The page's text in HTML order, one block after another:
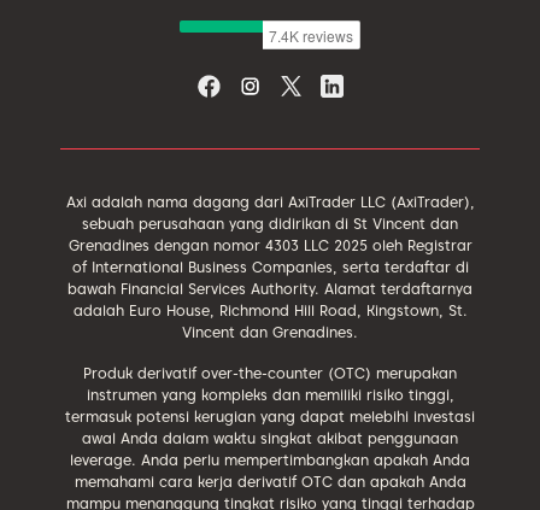
Axi adalah nama dagang dari AxiTrader LLC (AxiTrader),
sebuah perusahaan yang didirikan di St Vincent dan
Grenadines dengan nomor 4303 LLC 2025 oleh Registrar
of International Business Companies, serta terdaftar di
bawah Financial Services Authority. Alamat terdaftarnya
adalah Euro House, Richmond Hill Road, Kingstown, St.
Vincent dan Grenadines.
Produk derivatif over-the-counter (OTC) merupakan
instrumen yang kompleks dan memiliki risiko tinggi,
termasuk potensi kerugian yang dapat melebihi investasi
awal Anda dalam waktu singkat akibat penggunaan
leverage. Anda perlu mempertimbangkan apakah Anda
memahami cara kerja derivatif OTC dan apakah Anda
mampu menanggung tingkat risiko yang tinggi terhadap